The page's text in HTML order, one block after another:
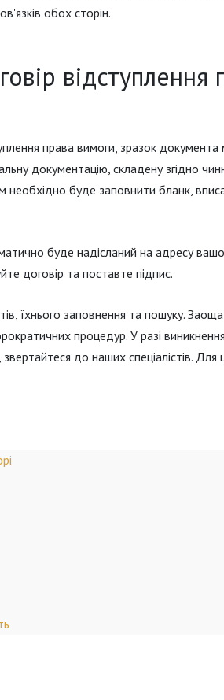
обох сторін.
відступлення
права вимоги, зразок
документацію, складену згідно
необхідно буде заповнити бланк,
буде надісланий на адресу
договір та поставте підпис.
їхнього заповнення та пошуку.
процедур. У разі
до наших спеціалістів. Для